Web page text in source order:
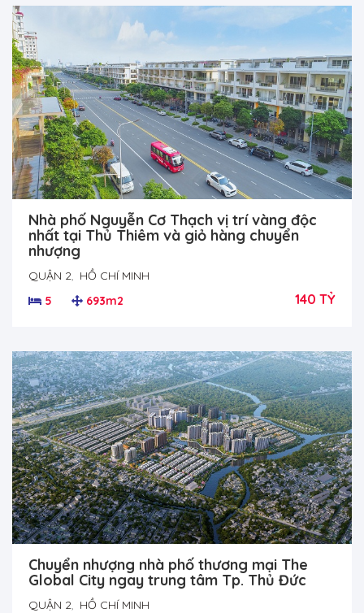
Nhà phố Nguyễn Cơ Thạch vị trí vàng độc
nhất tại Thủ Thiêm và giỏ hàng chuyển
nhượng
QUẬN 2
HỒ CHÍ MINH
5
693m2 140 TỶ
Chuyển nhượng nhà phố thương mại The
Global City ngay trung tâm Tp. Thủ Đức
QUẬN 2, HỒ CHÍ MINH